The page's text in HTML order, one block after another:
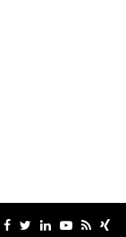
Facebook
TwitterLinkedinYoutube
RssXing